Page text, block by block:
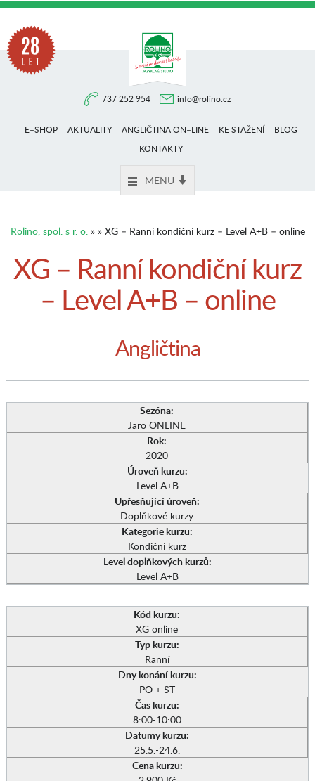
737 252 954 info@rolino.cz
E–SHOP AKTUALITY ANGLIČTINA ON–LINE KE STAŽENÍ
BLOG
KONTAKTY
MENU
Rolino, spol. s r. o.» » XG – Ranní kondiční kurz – Level A+B – online
XG – Ranní kondiční kurz
– Level A+B – online
Angličtina
Sezóna:
Jaro ONLINE
Rok:
2020
Úroveň kurzu:
Level A+B
Upřesňující úroveň:
Doplňkové kurzy
Kategorie kurzu:
Kondiční kurz
Level doplňkových kurzů:
Level A+B
Kód kurzu:
XG online
Typ kurzu:
Ranní
Dny konání kurzu:
PO + ST
Čas kurzu:
8:00-10:00
Datumy kurzu:
25.5.-24.6.
Cena kurzu: